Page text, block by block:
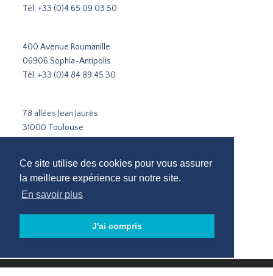
Ce site utilise des cookies pour vous assurer
la meilleure expérience sur notre site.
En savoir plus
J'ai compris
Tél.+33 (0)4 65 09 03 50
400 Avenue Roumanille
06906 Sophia-Antipolis
Tél.+33 (0)4 84 89 45 30
78 allées Jean Jaurès
31000 Toulouse
Cabinet de recrutement Paris
Cabinet de recrutement Lyon
Cabinet de recrutement Toulouse